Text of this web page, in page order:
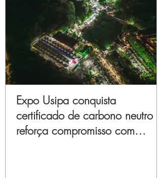
Expo Usipa conquista
certificado de carbono neutro e
reforça compromisso com